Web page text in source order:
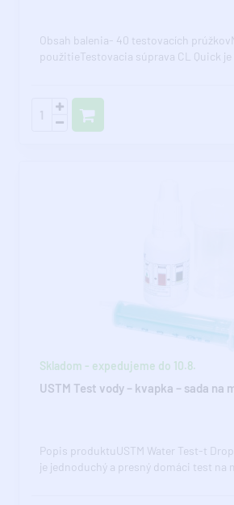
Obsah balenia- 40 testovacích
použitieTestovacia súprava CL Quick je
Skladom - expedujeme do 10.8.
USTM Test vody – kvapka – sada na
Popis produktuUSTM Water Test-t
je jednoduchý a presný domáci test na